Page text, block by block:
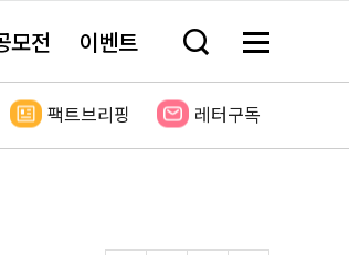
모전 이벤트 검
창
기
메
전
보
팩트브리핑 레터구독